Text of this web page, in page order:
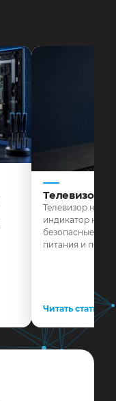
Телевизор
Телевизор не
индикатор не
безопасные
питания и
Читать статью